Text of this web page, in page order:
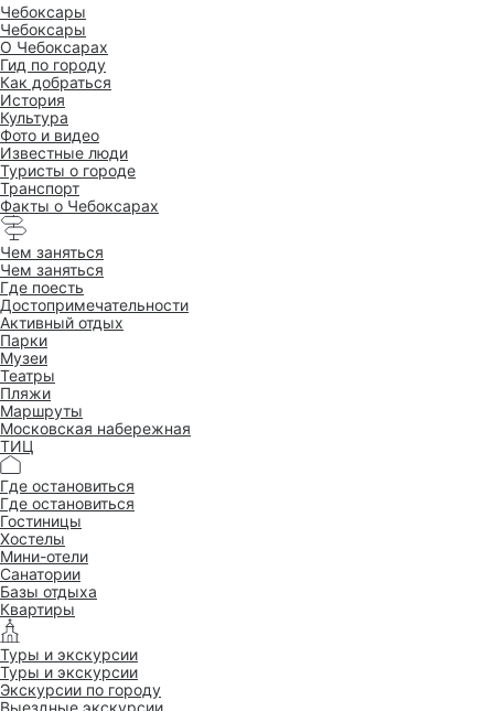
Чебоксары
Чебоксары
O Чебоксарах
Гид по городу
Как добраться
История
Культура
Фото и видео
Известные люди
Туристы о городе
Транспорт
Факты о Чебоксарах
Чем заняться
Чем заняться
Где поесть
Достопримеча­тельности
Активный отдых
Парки
Музеи
Театры
Пляжи
Маршруты
Московская набережная
ТИЦ
Где остановиться
Где остановиться
Гостиницы
Хостелы
Мини-отели
Санатории
Базы отдыха
Квартиры
Туры и экскурсии
Туры и экскурсии
Экскурсии по городу
Выездные экскурсии